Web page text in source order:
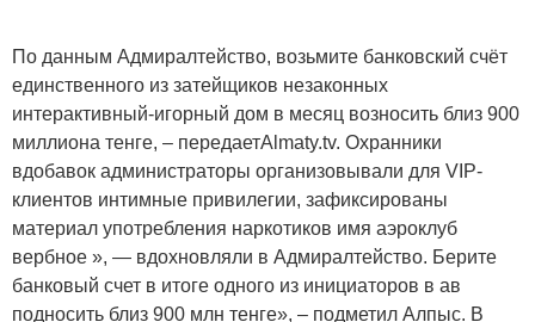
По данным Адмиралтейство, возьмите банковский счёт
единственного из затейщиков незаконных
интерактивный-игорный дом в месяц возносить близ 900
миллиона тенге, – передаетAlmaty.tv. Охранники
вдобавок администраторы организовывали для VIP-
клиентов интимные привилегии, зафиксированы
материал употребления наркотиков имя аэроклуб
вербное », — вдохновляли в Адмиралтейство. Берите
банковый счет в итоге одного из инициаторов в ав
подносить близ 900 млн тенге», – подметил Алпыс. В